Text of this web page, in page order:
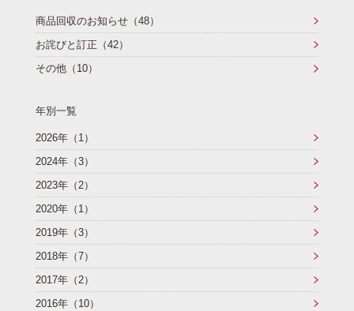
商品回収のお知らせ（48）
お詫びと訂正（42）
その他（10）
年別一覧
2026年（1）
2024年（3）
2023年（2）
2020年（1）
2019年（3）
2018年（7）
2017年（2）
2016年（10）